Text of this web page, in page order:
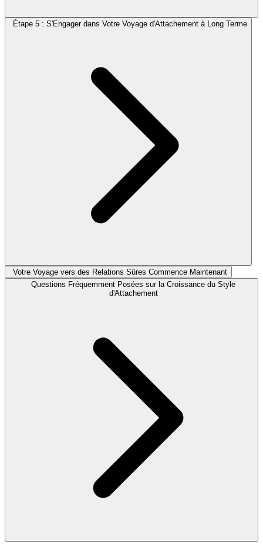
Étape 5 : S'Engager dans Votre Voyage d'Attachement à Long Terme
Votre Voyage vers des Relations Sûres Commence Maintenant
Questions Fréquemment Posées sur la Croissance du Style
d'Attachement